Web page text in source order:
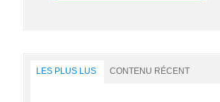
LES PLUS LUS CONTENU RÉCENT